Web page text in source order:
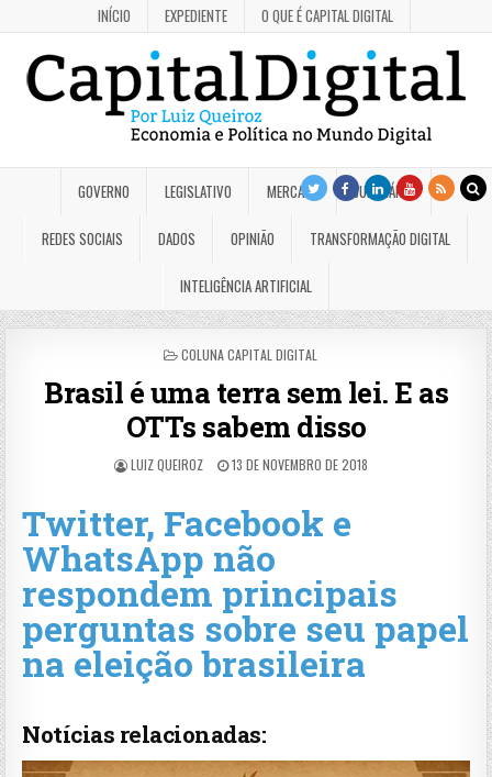
INÍCIO EXPEDIENTE O QUE É CAPITAL DIGITAL
GOVERNO LEGISLATIVO MERCADO JUDICIÁRIO
REDES SOCIAIS DADOS OPINIÃO TRANSFORMAÇÃO DIGITAL
INTELIGÊNCIA ARTIFICIAL
POSTED
COLUNA CAPITAL DIGITAL
Brasil é uma terra sem lei. E as
OTTs sabem disso
LUIZ QUEIROZ 13 DE NOVEMBRO DE 2018
Twitter, Facebook e
WhatsApp não
respondem principais
perguntas sobre seu papel
na eleição brasileira
Notícias relacionadas: